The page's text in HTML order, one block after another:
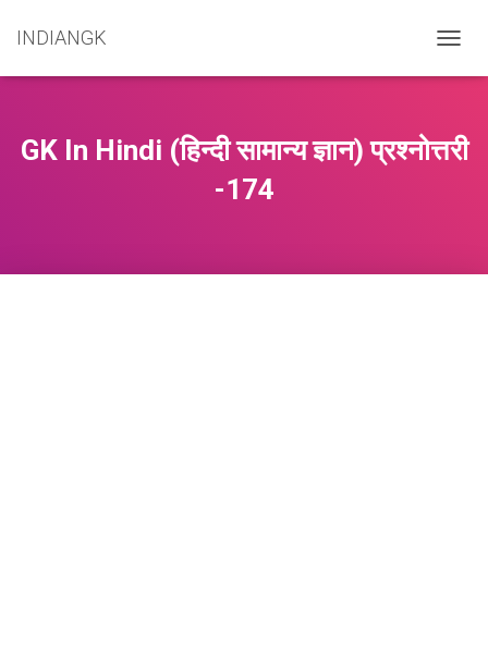
INDIANGK
O
E
GK In Hindi (हिन्दी सामान्य ज्ञान) प्रश्नोत्तरी
-174